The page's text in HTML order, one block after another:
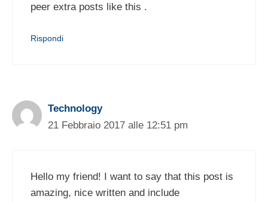
peer extra posts like this .
Rispondi
Technology
21 Febbraio 2017 alle 12:51 pm
Hello my friend! I want to say that this post is
amazing, nice written and include